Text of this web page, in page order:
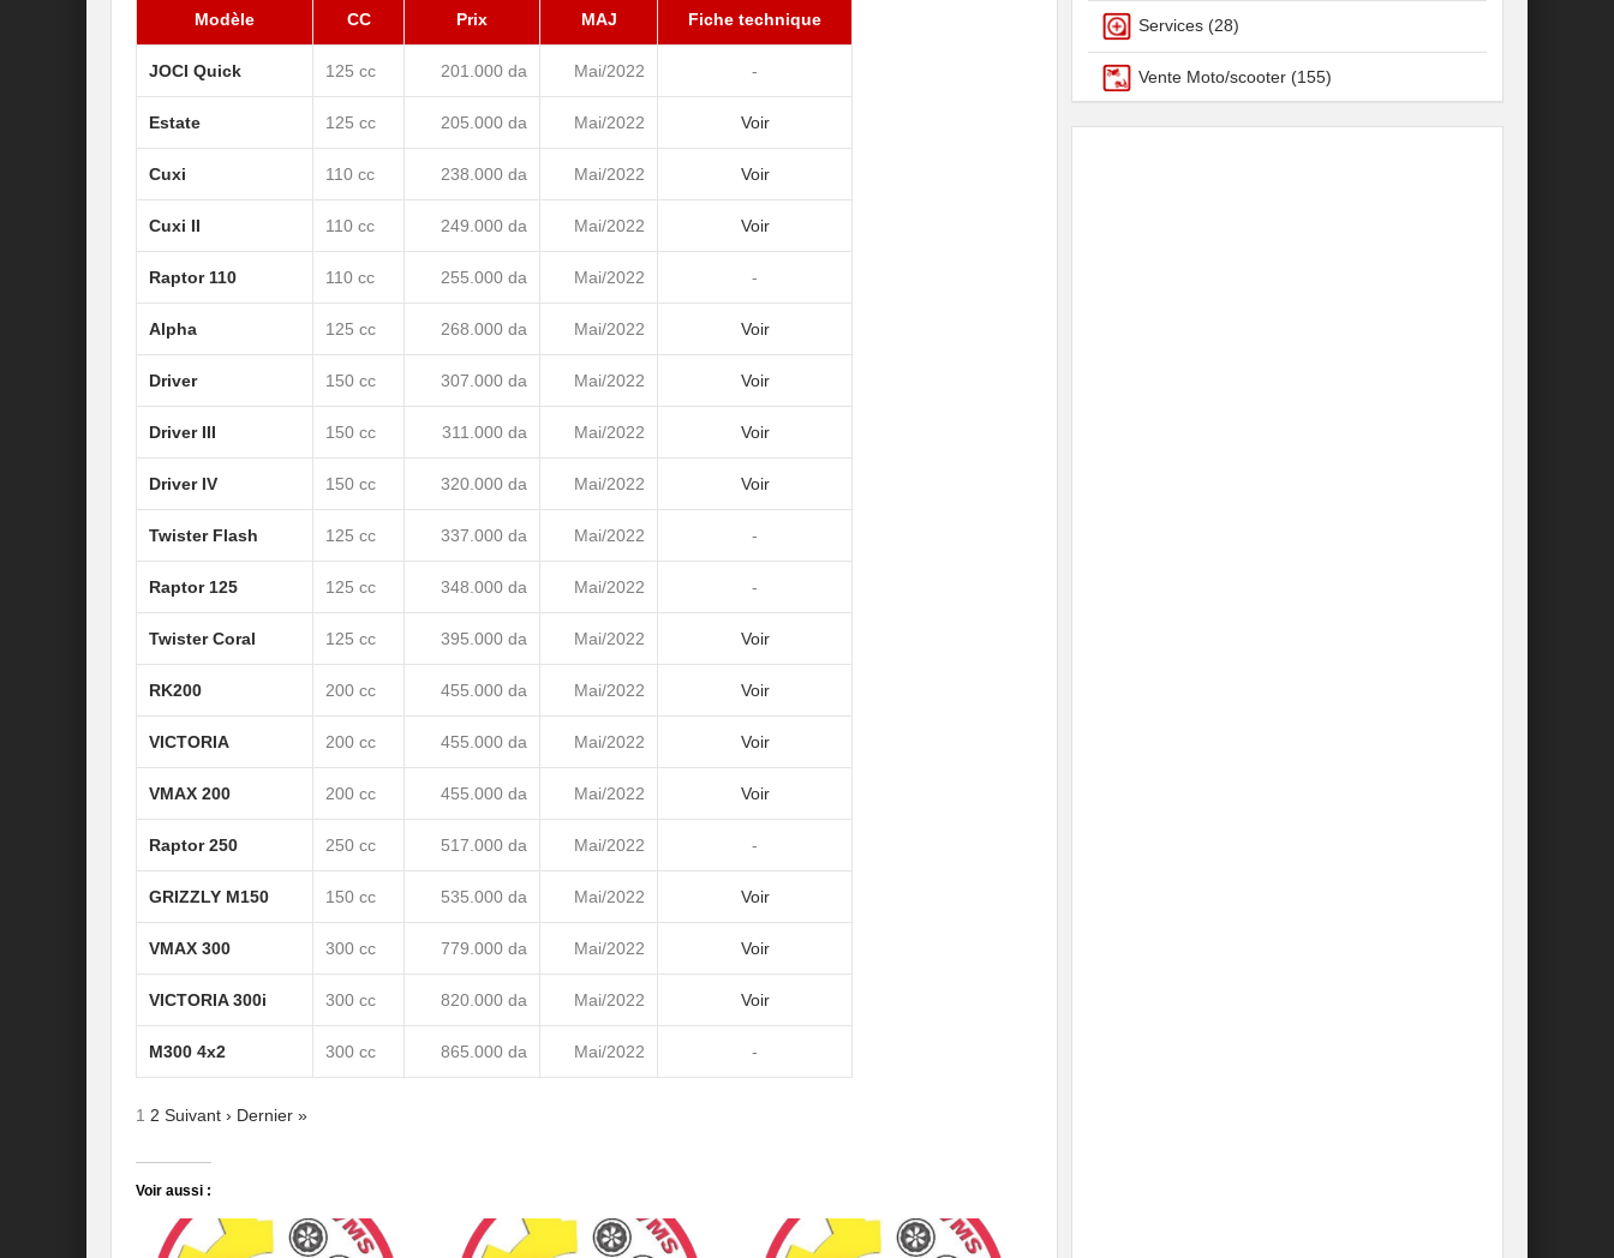
Modèle CC Prix MAJ Fiche technique
JOCI Quick 125 cc 201.000 da Mai/2022 -
Estate 125 cc 205.000 da Mai/2022 Voir
Cuxi 110 cc 238.000 da Mai/2022 Voir
Cuxi II 110 cc 249.000 da Mai/2022 Voir
Raptor 110 110 cc 255.000 da Mai/2022 -
Alpha 125 cc 268.000 da Mai/2022 Voir
Driver 150 cc 307.000 da Mai/2022 Voir
Driver III 150 cc 311.000 da Mai/2022 Voir
Driver IV 150 cc 320.000 da Mai/2022 Voir
Twister Flash 125 cc 337.000 da Mai/2022 -
Raptor 125 125 cc 348.000 da Mai/2022 -
Twister Coral 125 cc 395.000 da Mai/2022 Voir
RK200 200 cc 455.000 da Mai/2022 Voir
VICTORIA 200 cc 455.000 da Mai/2022 Voir
VMAX 200 200 cc 455.000 da Mai/2022 Voir
Raptor 250 250 cc 517.000 da Mai/2022 -
GRIZZLY M150 150 cc 535.000 da Mai/2022 Voir
VMAX 300 300 cc 779.000 da Mai/2022 Voir
VICTORIA 300i 300 cc 820.000 da Mai/2022 Voir
M300 4x2 300 cc 865.000 da Mai/2022 -
1 2 Suivant › Dernier »
Voir aussi :
Services (28)
Vente Moto/scooter (155)